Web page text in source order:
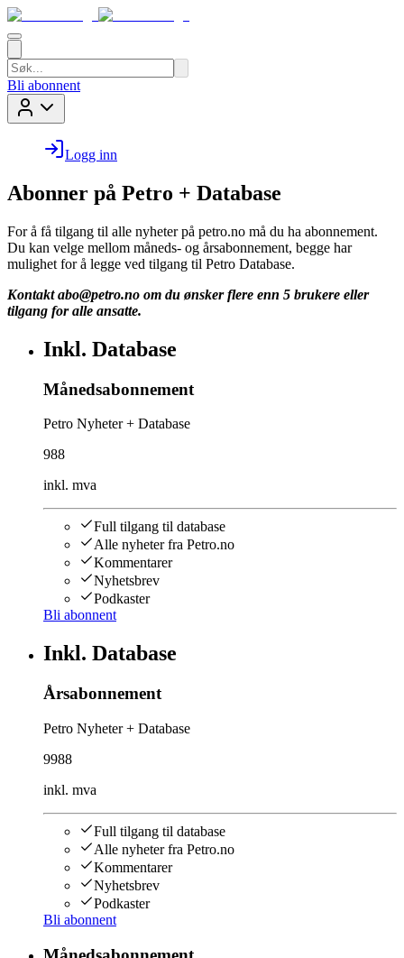
Bli abonnent
Logg inn
Abonner på Petro + Database
For å få tilgang til alle nyheter på petro.no må du ha abonnement.
Du kan velge mellom måneds- og årsabonnement, begge har
mulighet for å legge ved tilgang til Petro Database.
Kontakt abo@petro.no om du ønsker flere enn 5 brukere eller
tilgang for alle ansatte.
Inkl. Database
Månedsabonnement
Petro Nyheter + Database
988
inkl. mva
Full tilgang til database
Alle nyheter fra Petro.no
Kommentarer
Nyhetsbrev
Podkaster
Bli abonnent
Inkl. Database
Årsabonnement
Petro Nyheter + Database
9988
inkl. mva
Full tilgang til database
Alle nyheter fra Petro.no
Kommentarer
Nyhetsbrev
Podkaster
Bli abonnent